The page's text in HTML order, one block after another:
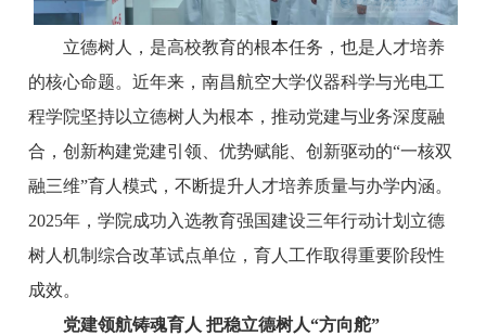
立德树人，是高校教育的根本任务，也是人才培养
的核心命题。近年来，南昌航空大学仪器科学与光电工
程学院坚持以立德树人为根本，推动党建与业务深度融
合，创新构建党建引领、优势赋能、创新驱动的“一核双
融三维”育人模式，不断提升人才培养质量与办学内涵。
2025年，学院成功入选教育强国建设三年行动计划立德
树人机制综合改革试点单位，育人工作取得重要阶段性
成效。
党建领航铸魂育人 把稳立德树人“方向舵”